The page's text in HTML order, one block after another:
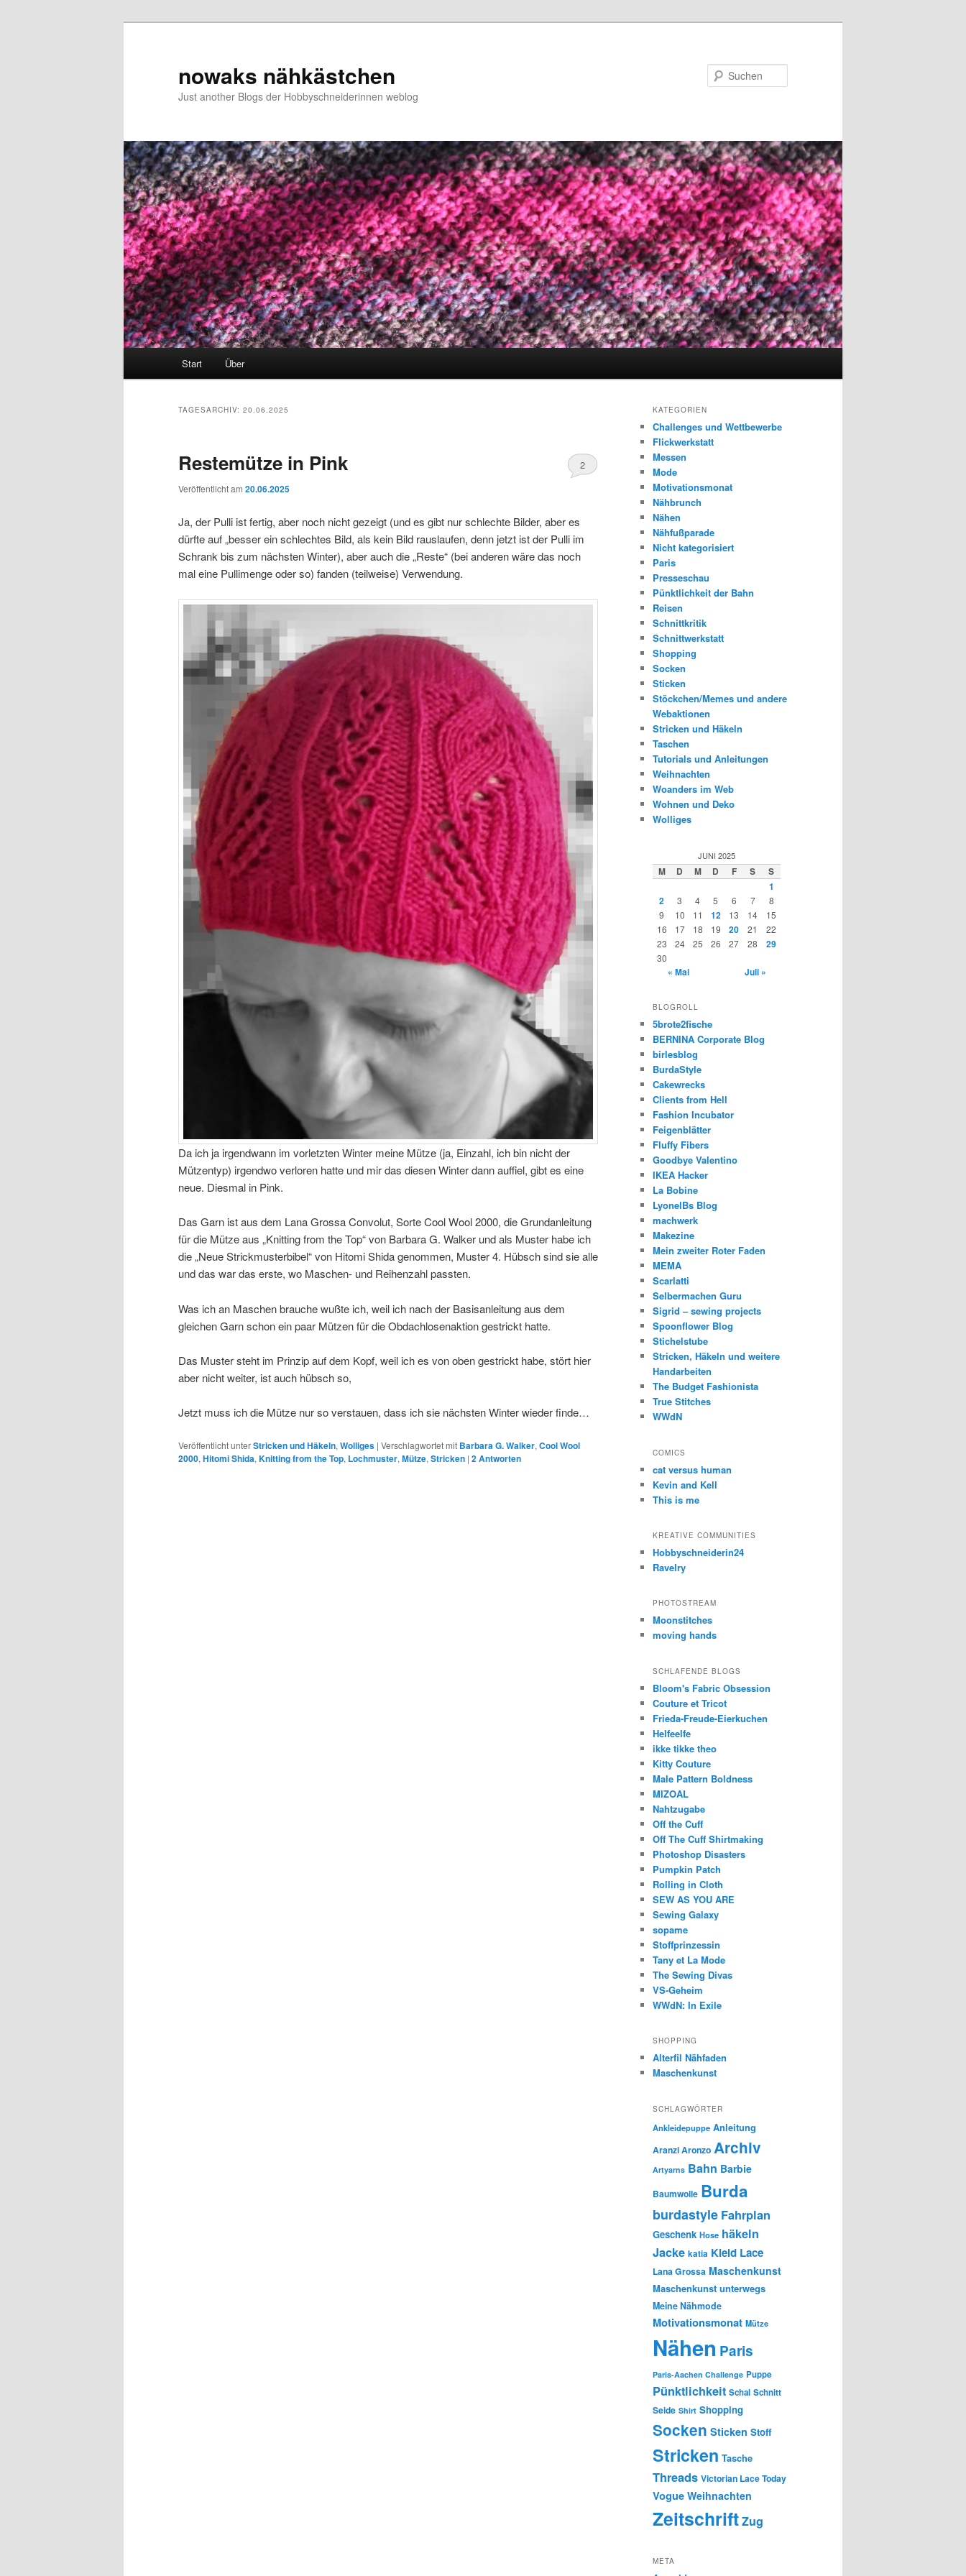
nowaks nähkästchen
Just another Blogs der Hobbyschneiderinnen weblog
Start Über
TAGESARCHIV: 20.06.2025
Restemütze in Pink
Veröffentlicht am 20.06.2025
2
Ja, der Pulli ist fertig, aber noch nicht gezeigt (und es gibt nur schlechte Bilder, aber es
dürfte auf „besser ein schlechtes Bild, als kein Bild rauslaufen, denn jetzt ist der Pulli im
Schrank bis zum nächsten Winter), aber auch die „Reste“ (bei anderen wäre das noch
mal eine Pullimenge oder so) fanden (teilweise) Verwendung.
Da ich ja irgendwann im vorletzten Winter meine Mütze (ja, Einzahl, ich bin nicht der
Mützentyp) irgendwo verloren hatte und mir das diesen Winter dann auffiel, gibt es eine
neue. Diesmal in Pink.
Das Garn ist aus dem Lana Grossa Convolut, Sorte Cool Wool 2000, die Grundanleitung
für die Mütze aus „Knitting from the Top“ von Barbara G. Walker und als Muster habe ich
die „Neue Strickmusterbibel“ von Hitomi Shida genommen, Muster 4. Hübsch sind sie alle
und das war das erste, wo Maschen- und Reihenzahl passten.
Was ich an Maschen brauche wußte ich, weil ich nach der Basisanleitung aus dem
gleichen Garn schon ein paar Mützen für die Obdachlosenaktion gestrickt hatte.
Das Muster steht im Prinzip auf dem Kopf, weil ich es von oben gestrickt habe, stört hier
aber nicht weiter, ist auch hübsch so,
Jetzt muss ich die Mütze nur so verstauen, dass ich sie nächsten Winter wieder finde…
Veröffentlicht unterStricken und Häkeln, Wolliges | Verschlagwortet mit Barbara G. Walker, Cool Wool
2000, Hitomi Shida, Knitting from the Top, Lochmuster, Mütze, Stricken | 2Antworten
KATEGORIEN
Challenges und Wettbewerbe
Flickwerkstatt
Messen
Mode
Motivationsmonat
Nähbrunch
Nähen
Nähfußparade
Nicht kategorisiert
Paris
Presseschau
Pünktlichkeit der Bahn
Reisen
Schnittkritik
Schnittwerkstatt
Shopping
Socken
Sticken
Stöckchen/Memes und andere
Webaktionen
Stricken und Häkeln
Taschen
Tutorials und Anleitungen
Weihnachten
Woanders im Web
Wohnen und Deko
Wolliges
JUNI 2025
M D M D F S
S
1
2
3 4 5 6 7
8
9
10 11 12 13 14
15
16
17 18 19 20 21
22
23
24 25 26 27 28 29
30
« Mai Juli »
BLOGROLL
5brote2fische
BERNINA Corporate Blog
birlesblog
BurdaStyle
Cakewrecks
Clients from Hell
Fashion Incubator
Feigenblätter
Fluffy Fibers
Goodbye Valentino
IKEA Hacker
La Bobine
LyonelBs Blog
machwerk
Makezine
Mein zweiter Roter Faden
MEMA
Scarlatti
Selbermachen Guru
Sigrid – sewing projects
Spoonflower Blog
Stichelstube
Stricken, Häkeln und weitere
Handarbeiten
The Budget Fashionista
True Stitches
WWdN
COMICS
cat versus human
Kevin and Kell
This is me
KREATIVE COMMUNITIES
Hobbyschneiderin24
Ravelry
PHOTOSTREAM
Moonstitches
moving hands
SCHLAFENDE BLOGS
Bloom's Fabric Obsession
Couture et Tricot
Frieda-Freude-Eierkuchen
Helfeelfe
ikke tikke theo
Kitty Couture
Male Pattern Boldness
MIZOAL
Nahtzugabe
Off the Cuff
Off The Cuff Shirtmaking
Photoshop Disasters
Pumpkin Patch
Rolling in Cloth
SEW AS YOU ARE
Sewing Galaxy
sopame
Stoffprinzessin
Tany et La Mode
The Sewing Divas
VS-Geheim
WWdN: In Exile
SHOPPING
Alterfil Nähfaden
Maschenkunst
SCHLAGWÖRTER
Ankleidepuppe Anleitung
Aranzi Aronzo Archiv
Artyarns Bahn Barbie
Baumwolle Burda
burdastyle Fahrplan
Geschenk Hose häkeln
Jacke katia Kleid Lace
Lana Grossa Maschenkunst
Maschenkunst unterwegs
Meine Nähmode
Motivationsmonat Mütze
Nähen Paris
Paris-Aachen Challenge Puppe
Pünktlichkeit Schal Schnitt
Seide Shirt Shopping
Socken Sticken Stoff
Stricken Tasche
Threads Victorian Lace Today
Vogue Weihnachten
ZeitschriftZug
META